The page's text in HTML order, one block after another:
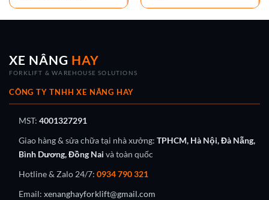
XE NÂNG HAY
FORKLIFT & WAREHOUSE SOLUTIONS
CÔNG TY TNHH XE NÂNG HAY
MST: 4001327291
Giao hàng & sửa chữa tại nhà xưởng: TPHCM, Hà Nội, Đà Nẵng,
Bình Dương, Đồng Nai và toàn quốc
Hotline & Zalo 24/7: 0934 790 321
Email: xenanghayforklift@gmail.com